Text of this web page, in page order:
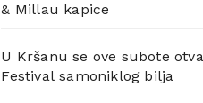
& Millau kapice
U Kršanu se ove subote
Festival samoniklog bilja